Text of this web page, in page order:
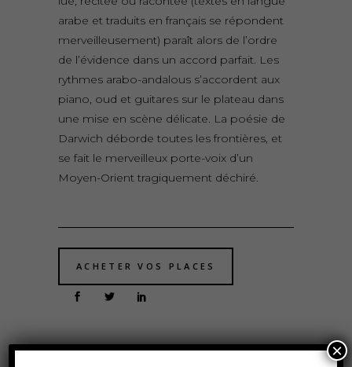
arabe et traduits en français se répondent
merveilleusement) paraît alors de l’ordre
de l’évidence dans un accord parfait. Les
rythmes arabo-andalous s’accordent aux
piano, oud et guitares sur le plateau dans
une mise en scène délicate. La poésie de
Darwich déborde toutes les frontières, et
se fait le merveilleux porte-voix d’un
Moyen-Orient tragiquement déchiré.
ACHETER VOS PLACES
×